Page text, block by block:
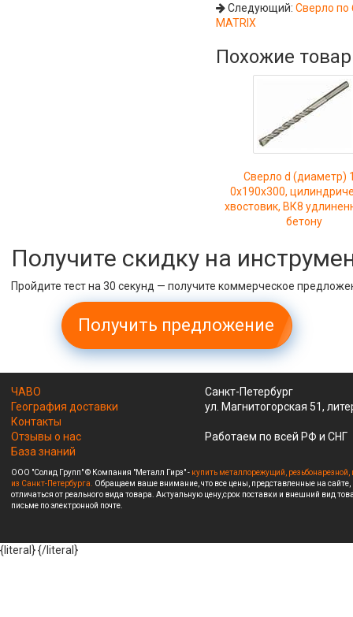
Следующий:Сверло по
MATRIX
Похожие
Сверло d (диаметр)
0х190х300,
хвостовик, ВК8
бетону
Получите скидку на
Пройдите тест на 30 секунд — получите коммерческое
Получить предложение
ЧАВО
География доставки
Контакты
Отзывы о нас
База знаний
Санкт-Петербург
ул. Магнитогорская 51,
Работаем по всей РФ и СНГ
ООО "Солид Групп" © Компания "Металл Гирз" - купить металлорежущий,
из Санкт-Петербурга. Обращаем ваше внимание, что все цены, представленные на
отличаться от реального вида товара. Актуальную цену,срок поставки и внешний вид
письме по электронной почте.
{literal}{/literal}